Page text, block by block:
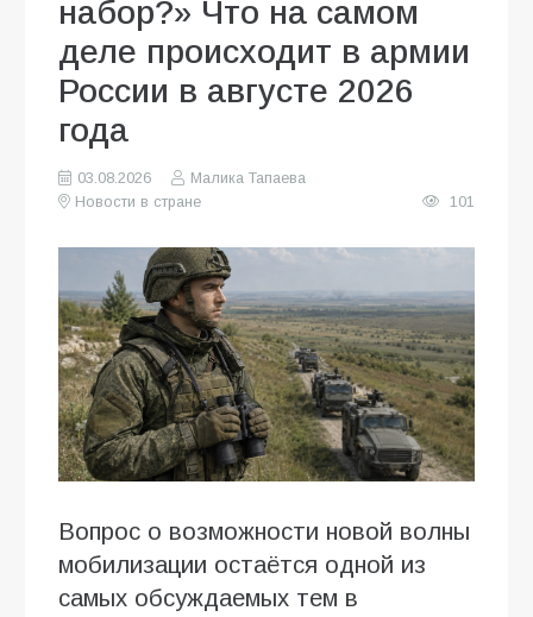
набор?» Что на самом
деле происходит в армии
России в августе 2026
года
03.08.2026
Малика Тапаева
Новости в стране
101
Вопрос о возможности новой волны
мобилизации остаётся одной из
самых обсуждаемых тем в